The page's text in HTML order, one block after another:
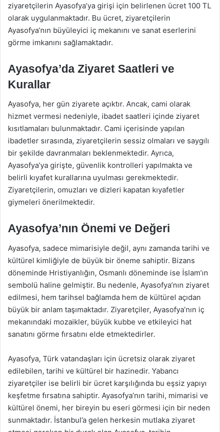
ziyaretçilerin Ayasofya’ya girişi için belirlenen ücret 100 TL
olarak uygulanmaktadır. Bu ücret, ziyaretçilerin
Ayasofya’nın büyüleyici iç mekanını ve sanat eserlerini
görme imkanını sağlamaktadır.
Ayasofya’da Ziyaret Saatleri ve
Kurallar
Ayasofya, her gün ziyarete açıktır. Ancak, cami olarak
hizmet vermesi nedeniyle, ibadet saatleri içinde ziyaret
kısıtlamaları bulunmaktadır. Cami içerisinde yapılan
ibadetler sırasında, ziyaretçilerin sessiz olmaları ve saygılı
bir şekilde davranmaları beklenmektedir. Ayrıca,
Ayasofya’ya girişte, güvenlik kontrolleri yapılmakta ve
belirli kıyafet kurallarına uyulması gerekmektedir.
Ziyaretçilerin, omuzları ve dizleri kapatan kıyafetler
giymeleri önerilmektedir.
Ayasofya’nın Önemi ve Değeri
Ayasofya, sadece mimarisiyle değil, aynı zamanda tarihi ve
kültürel kimliğiyle de büyük bir öneme sahiptir. Bizans
döneminde Hristiyanlığın, Osmanlı döneminde ise İslam’ın
sembolü haline gelmiştir. Bu nedenle, Ayasofya’nın ziyaret
edilmesi, hem tarihsel bağlamda hem de kültürel açıdan
büyük bir anlam taşımaktadır. Ziyaretçiler, Ayasofya’nın iç
mekanındaki mozaikler, büyük kubbe ve etkileyici hat
sanatını görme fırsatını elde etmektedirler.
Ayasofya, Türk vatandaşları için ücretsiz olarak ziyaret
edilebilen, tarihi ve kültürel bir hazinedir. Yabancı
ziyaretçiler ise belirli bir ücret karşılığında bu eşsiz yapıyı
keşfetme fırsatına sahiptir. Ayasofya’nın tarihi, mimarisi ve
kültürel önemi, her bireyin bu eseri görmesi için bir neden
sunmaktadır. İstanbul’a gelen herkesin mutlaka ziyaret